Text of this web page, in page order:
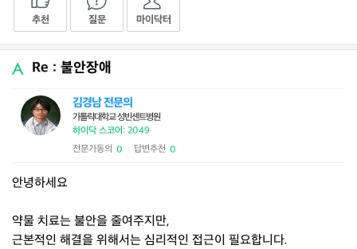
추천 질문 마이닥터
Re : 불안장애
김경남 전문의
가톨릭대학교 성빈센트병원
하이닥 스코어: 2049
전문가동의 0 답변추천 0
안녕하세요
약물 치료는 불안을 줄여주지만,
근본적인 해결을 위해서는 심리적인 접근이 필요합니다.